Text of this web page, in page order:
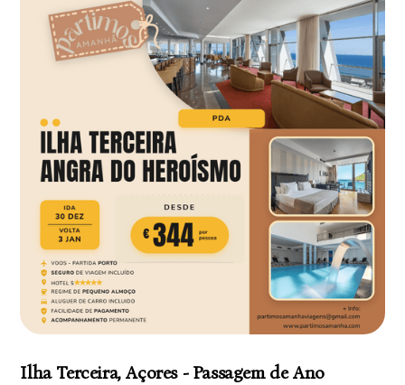
Ilha Terceira, Açores - Passagem de Ano